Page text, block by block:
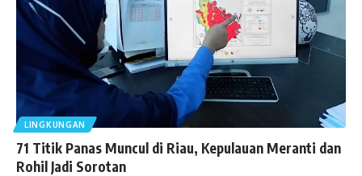
LINGKUNGAN
71 Titik Panas Muncul di Riau, Kepulauan Meranti dan
Rohil Jadi Sorotan